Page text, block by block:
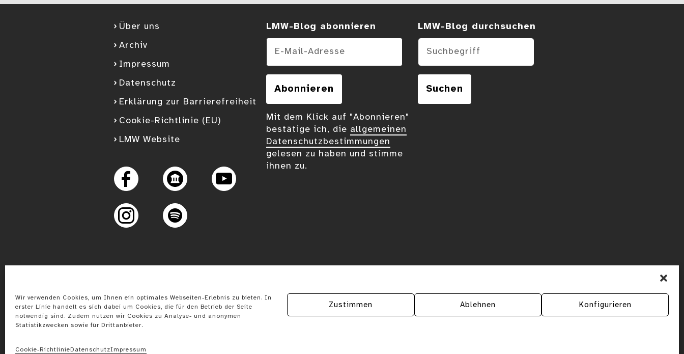
Wir verwenden Cookies, um Ihnen ein optimales Webseiten-Erlebnis zu bieten. In
erster Linie handelt es sich dabei um Cookies, die für den Betrieb der Seite
notwendig sind. Zudem nutzen wir Cookies zu Analyse- und anonymen
Statistikzwecken sowie für Drittanbieter.
Zustimmen Ablehnen Konfigurieren
Cookie-RichtlinieDatenschutzImpressum
Über uns
Archiv
Impressum
Datenschutz
Erklärung zur Barrierefreiheit
Cookie-Richtlinie (EU)
LMW Website
Facebook
Googleplus
YouTube
InstagramSpotify
LMW-Blog abonnieren
Mit dem Klick auf "Abonnieren"
bestätige ich, die allgemeinen
Datenschutzbestimmungen
gelesen zu haben und stimme
ihnen zu.
E-Mail-Adresse
Abonnieren
Suchen im Blog
LMW-Blog durchsuchen
Suchen